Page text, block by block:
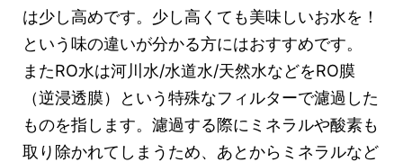
は少し高めです。少し高くても美味しいお水を！
という味の違いが分かる方にはおすすめです。
またRO水は河川水/水道水/天然水などをRO膜
（逆浸透膜）という特殊なフィルターで濾過した
ものを指します。濾過する際にミネラルや酸素も
取り除かれてしまうため、あとからミネラルなど